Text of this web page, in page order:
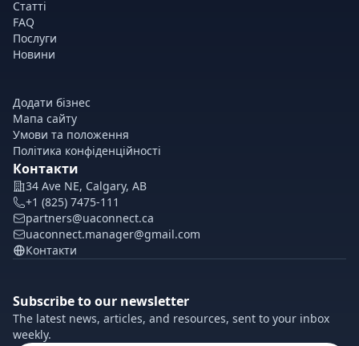
Статті
FAQ
Послуги
Новини
Додати бізнес
Мапа сайту
Умови та положення
Політика конфіденційності
Контакти
34 Ave NE, Calgary, AB
+1 (825) 7475-111
partners@uaconnect.ca
uaconnect.manager@gmail.com
Контакти
Subscribe to our newsletter
The latest news, articles, and resources, sent to your inbox
weekly.